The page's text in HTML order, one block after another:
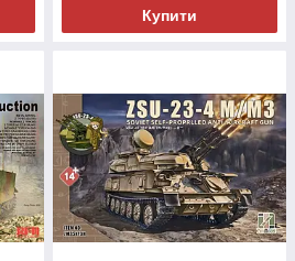
Купити